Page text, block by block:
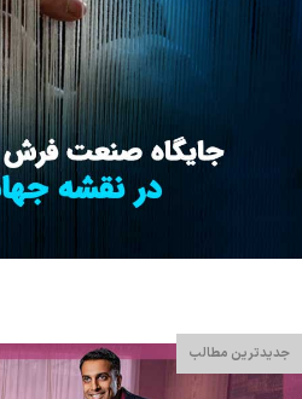
جدیدترین مطالب